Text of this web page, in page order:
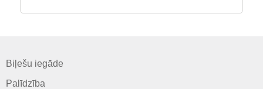
Biļešu iegāde
Palīdzība